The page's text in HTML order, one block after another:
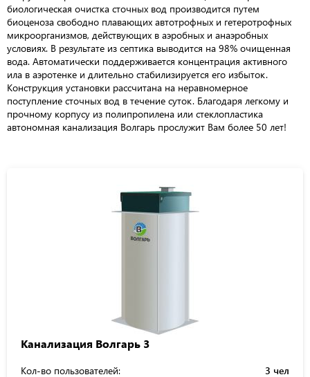
биологическая очистка сточных вод производится путем
биоценоза свободно плавающих автотрофных и гетеротрофных
микроорганизмов, действующих в аэробных и анаэробных
условиях. В результате из септика выводится на 98% очищенная
вода. Автоматически поддерживается концентрация активного
ила в аэротенке и длительно стабилизируется его избыток.
Конструкция установки рассчитана на неравномерное
поступление сточных вод в течение суток. Благодаря легкому и
прочному корпусу из полипропилена или стеклопластика
автономная канализация Волгарь прослужит Вам более 50 лет!
Канализация Волгарь 3
Кол-во пользователей:
3 чел